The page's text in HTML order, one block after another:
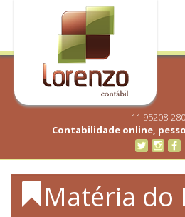
11 95208-
Contabilidade online,
Matéria do